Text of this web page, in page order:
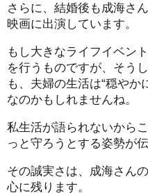
さらに、結婚後も成海さ
映画に出演しています。
もし大きなライフイベン
を行うものですが、そう
も、夫婦の生活は“穏やか
なのかもしれませんね。
私生活が語られないから
っと守ろうとする姿勢が
その誠実さは、成海さん
心に残ります。